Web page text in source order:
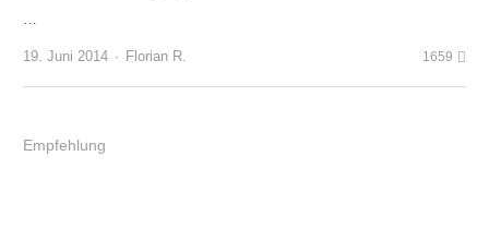
…
19. Juni 2014 Author
Florian R. 1659
Empfehlung